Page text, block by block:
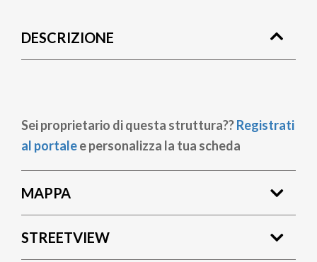
pane
DESCRIZIONE
Sei proprietario di questa struttura??Registrati
al portalee personalizza la tua scheda
MAPPA
STREETVIEW